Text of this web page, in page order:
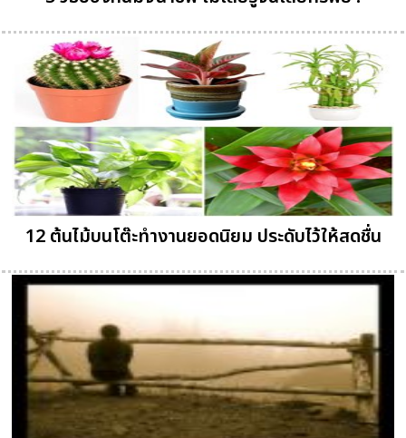
12 ต้นไม้บนโต๊ะทำงานยอดนิยม ประดับไว้ให้สดชื่น